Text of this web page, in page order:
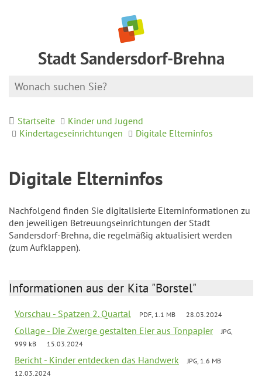
Stadt Sandersdorf-Brehna
Startseite
Kinder und Jugend
Kindertageseinrichtungen
Digitale Elterninfos
Digitale Elterninfos
Nachfolgend finden Sie digitalisierte Elterninformationen zu
den jeweiligen Betreuungseinrichtungen der Stadt
Sandersdorf-Brehna, die regelmäßig aktualisiert werden
(zum Aufklappen).
Informationen aus der Kita "Borstel"
Vorschau - Spatzen 2. Quartal PDF, 1.1 MB 28.03.2024
Collage - Die Zwerge gestalten Eier aus Tonpapier
JPG,
999 kB
15.03.2024
Bericht - Kinder entdecken das Handwerk
JPG, 1.6 MB
12.03.2024